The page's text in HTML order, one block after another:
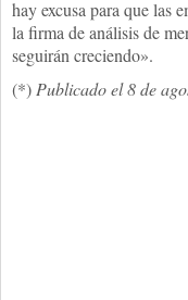
hay excusa para que las
la firma de análisis de
seguirán creciendo».
(*) Publicado el 8 de